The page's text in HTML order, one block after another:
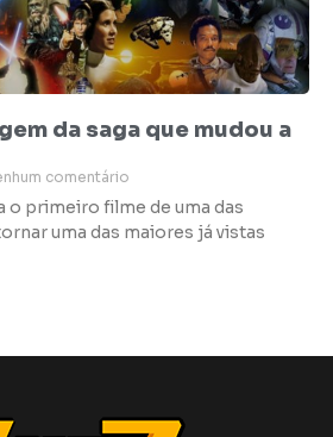
da saga que mudou a
comentário
o primeiro filme de uma das
uma das maiores já vistas